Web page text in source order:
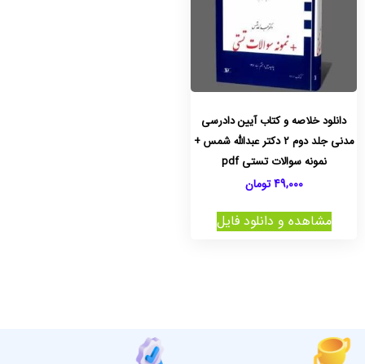
دانلود خلاصه و کتاب آیین دادرسی
مدنی جلد دوم 2 دکتر عبدالله شمس +
نمونه سوالات تستی pdf
49,000 تومان
مشاهده و دانلود فایل